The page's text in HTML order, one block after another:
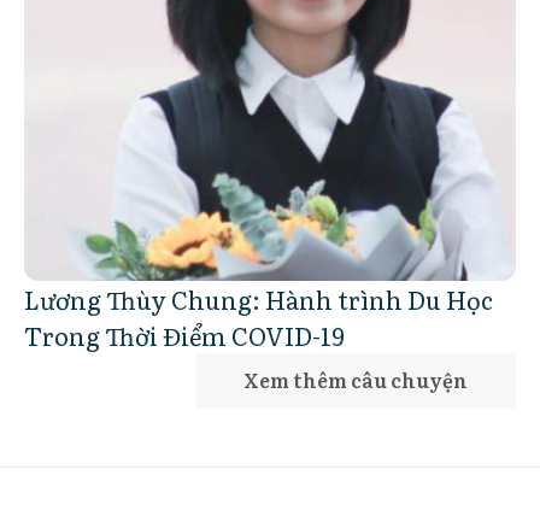
Lương Thùy Chung: Hành trình Du Học
Trong Thời Điểm COVID-19
Xem thêm câu chuyện